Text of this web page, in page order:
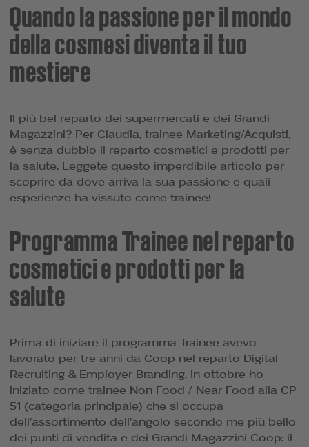
Quando la passione per il mondo
della cosmesi diventa il tuo
mestiere
Il più bel reparto dei supermercati e dei Grandi
Magazzini? Per Claudia, trainee Marketing/Acquisti,
è senza dubbio il reparto cosmetici e prodotti per
la salute. Leggete questo imperdibile articolo per
scoprire da dove arriva la sua passione e quali
esperienze ha vissuto come trainee!
Programma Trainee nel reparto
cosmetici e prodotti per la
salute
Prima di iniziare il programma Trainee avevo
lavorato per tre anni da Coop nel reparto Digital
Recruiting & Employer Branding. In ottobre ho
iniziato come trainee Non Food / Near Food alla CP
51 (categoria principale) che si occupa
dell’assortimento dell’angolo secondo me più bello
dei punti di vendita e dei Grandi Magazzini Coop: il